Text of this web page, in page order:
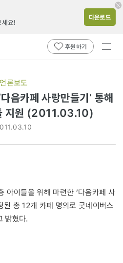
세요!
다운로드
후원하기
전체
언론보도
음카페 사랑만들기’ 통해
지원 (2011.03.10)
아이들을 위해 마련한 ‘다음카페 사
된 총 12개 카페 명의로 굿네이버스
밝혔다.